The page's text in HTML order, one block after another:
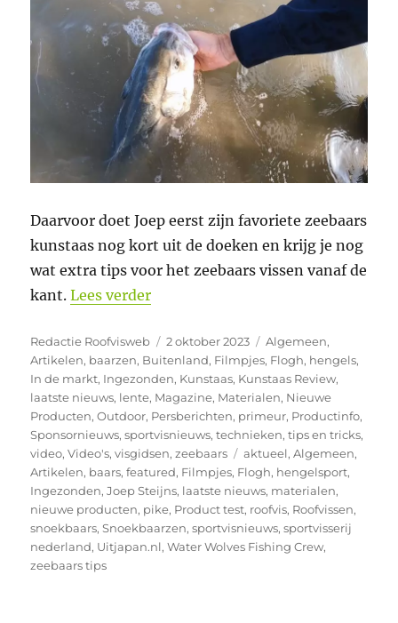
Daarvoor doet Joep eerst zijn favoriete zeebaars
kunstaas nog kort uit de doeken en krijg je nog
wat extra tips voor het zeebaars vissen vanaf de
kant.Lees verder“Meer zeebaars vangen? Joep
Auteur
Redactie Roofvisweb
Geplaatst
op
2 oktober 2023 Categorieën
Algemeen,
Artikelen, baarzen, Buitenland, Filmpjes, Flogh, hengels,
In de markt, Ingezonden, Kunstaas, Kunstaas Review,
laatste nieuws, lente, Magazine, Materialen, Nieuwe
Producten,Outdoor, Persberichten, primeur, Productinfo,
Sponsornieuws,sportvisnieuws,technieken,tips en tricks,
video,Video's,visgidsen,zeebaars Tags
aktueel,Algemeen,
Artikelen, baars,featured, Filmpjes, Flogh, hengelsport,
Ingezonden,Joep Steijns, laatste nieuws, materialen,
nieuwe producten, pike, Product test, roofvis, Roofvissen,
snoekbaars,Snoekbaarzen,sportvisnieuws,sportvisserij
nederland, Uitjapan.nl,Water Wolves Fishing Crew,
zeebaars tips